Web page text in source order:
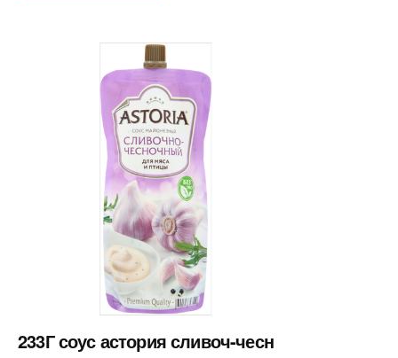
233Г соус астория сливоч-чесн